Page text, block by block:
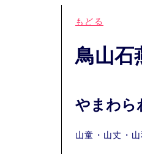
もどる
鳥山石
やまわら
山童・山丈・山